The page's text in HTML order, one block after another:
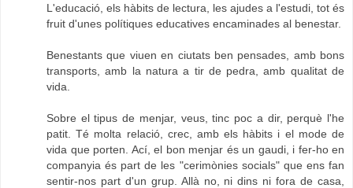
L'educació, els hàbits de lectura, les ajudes a l'estudi, tot és
fruit d'unes polítiques educatives encaminades al benestar.
Benestants que viuen en ciutats ben pensades, amb bons
transports, amb la natura a tir de pedra, amb qualitat de
vida.
Sobre el tipus de menjar, veus, tinc poc a dir, perquè l'he
patit. Té molta relació, crec, amb els hàbits i el mode de
vida que porten. Ací, el bon menjar és un gaudi, i fer-ho en
companyia és part de les "cerimònies socials" que ens fan
sentir-nos part d'un grup. Allà no, ni dins ni fora de casa,